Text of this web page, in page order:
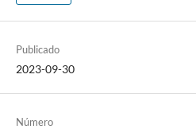
Publicado
2023-09-30
Número